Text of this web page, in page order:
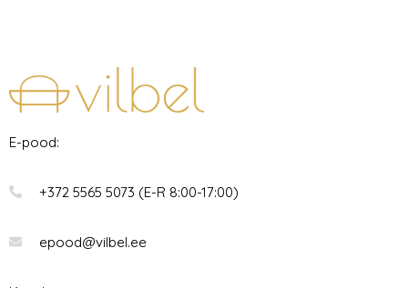
E-pood:
+372 5565 5073 (E-R 8:00-17:00)
epood@vilbel.ee